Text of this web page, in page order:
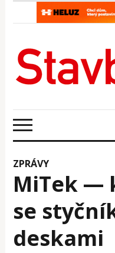
ZPRÁVY
MiTek —
se
deskami